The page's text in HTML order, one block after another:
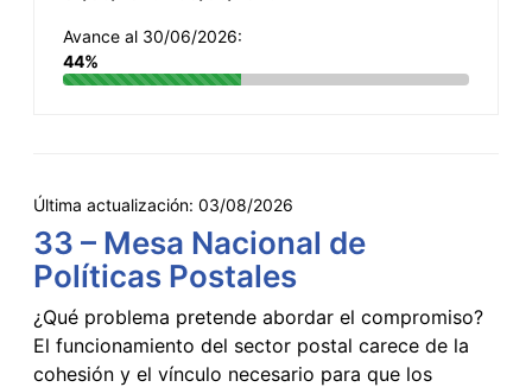
Avance al 30/06/2026:
44%
Última actualización: 03/08/2026
33 – Mesa Nacional de
Políticas Postales
¿Qué problema pretende abordar el compromiso?
El funcionamiento del sector postal carece de la
cohesión y el vínculo necesario para que los